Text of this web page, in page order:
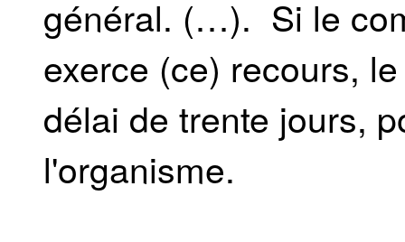
général. (…). Si le
exerce (ce) recours,
délai de trente jours,
l'organisme.